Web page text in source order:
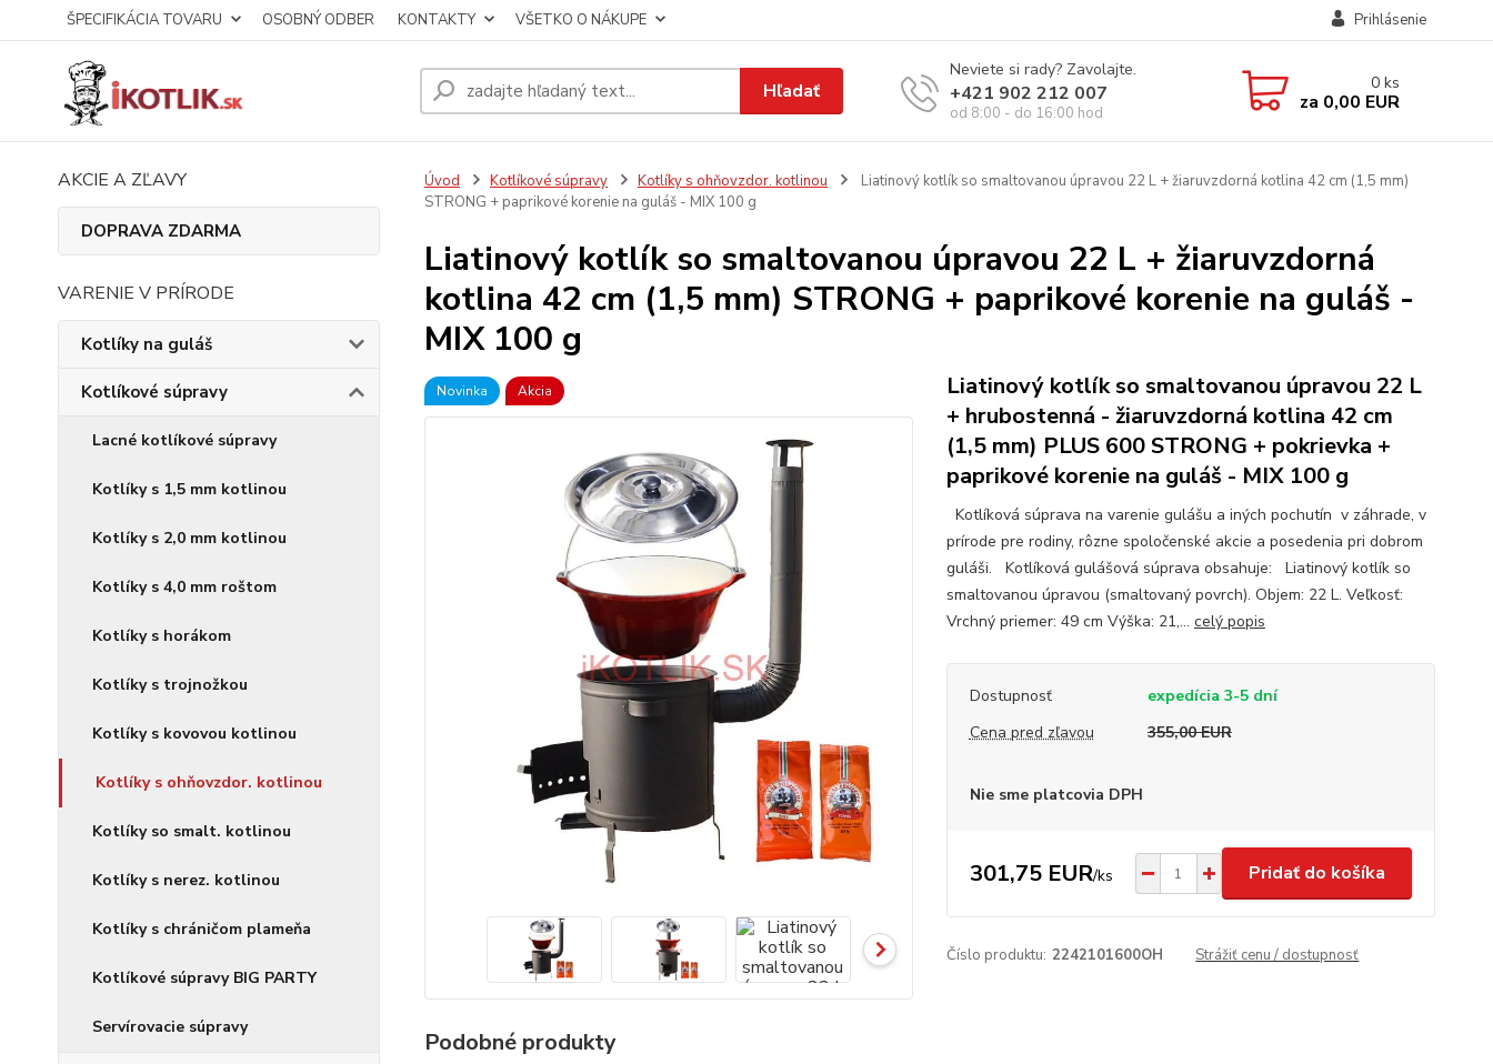
ŠPECIFIKÁCIA TOVARU OSOBNÝ ODBER KONTAKTY VŠETKO O NÁKUPE Prihlásenie
Hľadať
Neviete si rady? Zavolajte.
+421 902 212 007
od 8:00 - do 16:00 hod
0 ks
za 0,00 EUR
AKCIE A ZĽAVY
DOPRAVA ZDARMA
VARENIE V PRÍRODE
Kotlíky na guláš
Kotlíkové súpravy
Lacné kotlíkové súpravy
Kotlíky s 1,5 mm kotlinou
Kotlíky s 2,0 mm kotlinou
Kotlíky s 4,0 mm roštom
Kotlíky s horákom
Kotlíky s trojnožkou
Kotlíky s kovovou kotlinou
Kotlíky s ohňovzdor. kotlinou
Kotlíky so smalt. kotlinou
Kotlíky s nerez. kotlinou
Kotlíky s chráničom plameňa
Kotlíkové súpravy BIG PARTY
Servírovacie súpravy
Úvod Kotlíkové súpravy Kotlíky s ohňovzdor. kotlinou
Liatinový kotlík so smaltovanou úpravou 22 L + žiaruvzdorná kotlina 42 cm (1,5 mm)
STRONG + paprikové korenie na guláš - MIX 100 g
Liatinový kotlík so smaltovanou úpravou 22 L + žiaruvzdorná
kotlina 42 cm (1,5 mm) STRONG + paprikové korenie na guláš -
MIX 100 g
Novinka Akcia
Liatinový kotlík so smaltovanou úpravou 22 L
+ hrubostenná - žiaruvzdorná kotlina 42 cm
(1,5 mm) PLUS 600 STRONG + pokrievka +
paprikové korenie na guláš - MIX 100 g
Kotlíková súprava na varenie gulášu a iných pochutín v záhrade, v
prírode pre rodiny, rôzne spoločenské akcie a posedenia pri dobrom
guláši. Kotlíková gulášová súprava obsahuje: Liatinový kotlík so
smaltovanou úpravou (smaltovaný povrch). Objem: 22 L. Veľkosť:
Vrchný priemer: 49 cm Výška: 21,... celý popis
Dostupnosť
expedícia 3-5 dní
Cena pred zľavou
355,00 EUR
Nie sme platcovia DPH
301,75 EUR/ks Pridať do košíka
Číslo produktu: 2242101600OH Strážiť cenu / dostupnosť
Podobné produkty